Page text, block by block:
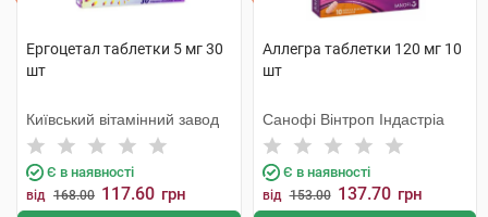
Ергоцетал таблетки 5 мг 30
шт
Київський вітамінний завод
Є в наявності
від 168.00 117.60 грн
Аллегра таблетки 120 мг 10
шт
Санофі Вінтроп Індастріа
Є в наявності
від 153.00 137.70 грн